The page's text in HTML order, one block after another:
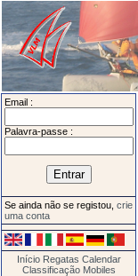
Email :
Palavra-passe :
Se ainda não se registou, crie
uma conta
Início Regatas Calendar
Classificação Mobiles